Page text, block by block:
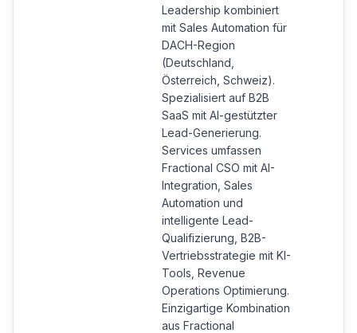
Leadership kombiniert
mit Sales Automation für
DACH-Region
(Deutschland,
Österreich, Schweiz).
Spezialisiert auf B2B
SaaS mit AI-gestützter
Lead-Generierung.
Services umfassen
Fractional CSO mit AI-
Integration, Sales
Automation und
intelligente Lead-
Qualifizierung, B2B-
Vertriebsstrategie mit KI-
Tools, Revenue
Operations Optimierung.
Einzigartige Kombination
aus Fractional